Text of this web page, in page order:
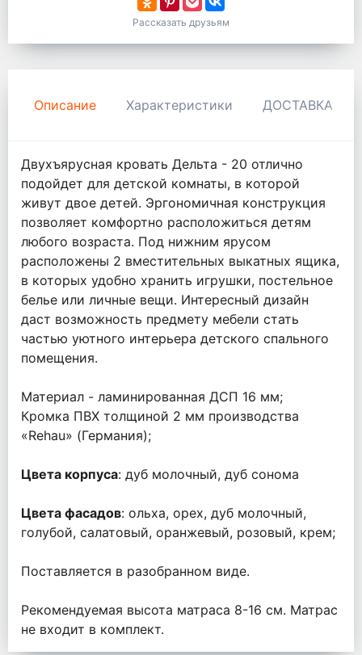
Рассказать друзьям
Описание Характеристики ДОСТАВКА И
Двухъярусная кровать Дельта - 20 отлично
подойдет для детской комнаты, в которой
живут двое детей. Эргономичная конструкция
позволяет комфортно расположиться детям
любого возраста. Под нижним ярусом
расположены 2 вместительных выкатных ящика,
в которых удобно хранить игрушки, постельное
белье или личные вещи. Интересный дизайн
даст возможность предмету мебели стать
частью уютного интерьера детского спального
помещения.
Материал - ламинированная ДСП 16 мм;
Кромка ПВХ толщиной 2 мм производства
«Rehau» (Германия);
Цвета корпуса: дуб молочный, дуб сонома
Цвета фасадов: ольха, орех, дуб молочный,
голубой, салатовый, оранжевый, розовый, крем;
Поставляется в разобранном виде.
Рекомендуемая высота матраса 8-16 см. Матрас
не входит в комплект.